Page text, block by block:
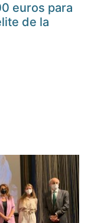
euros para
de la